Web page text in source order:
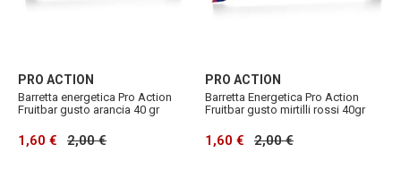
PRO ACTION
Barretta energetica Pro Action
Fruitbar gusto arancia 40 gr
1,60 € 2,00 €
PRO ACTION
Barretta Energetica Pro Action
Fruitbar gusto mirtilli rossi 40gr
1,60 € 2,00 €